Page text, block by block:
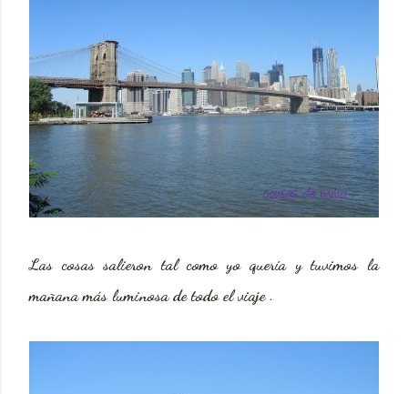
Las cosas salieron tal como yo quería y tuvimos la
mañana más luminosa de todo el viaje .